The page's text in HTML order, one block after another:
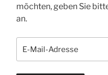
möchten, geben Sie
an.
Mail-